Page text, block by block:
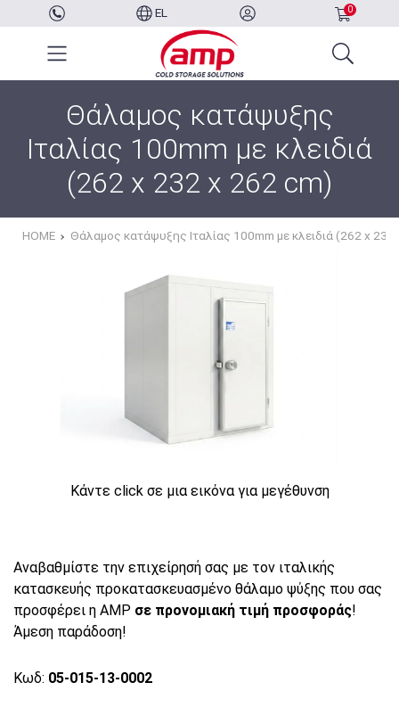
EL 0
Θάλαμος κατάψυξης
Ιταλίας 100mm με κλειδιά
(262 x 232 x 262 cm)
HOME Θάλαμος κατάψυξης Ιταλίας 100mm με κλειδιά (262 x
Κάντε click σε μια εικόνα για μεγέθυνση
Αναβαθμίστε την επιχείρησή σας με τον ιταλικής
κατασκευής προκατασκευασμένο θάλαμο ψύξης που σας
προσφέρει η AMP σε προνομιακή τιμή προσφοράς!
Άμεση παράδοση!
Κωδ: 05-015-13-0002